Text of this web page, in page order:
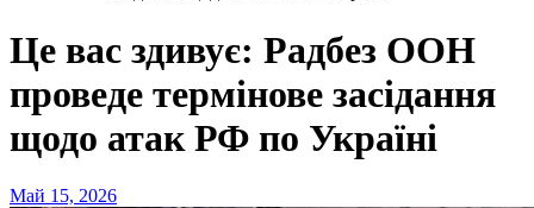
Це вас здивує: Радбез ООН
проведе термінове засідання
щодо атак РФ по Україні
Май 15, 2026